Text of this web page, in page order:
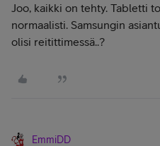
Joo, kaikki on tehty. Tabletti
normaalisti. Samsungin
olisi reitittimessä..?
EmmiDD